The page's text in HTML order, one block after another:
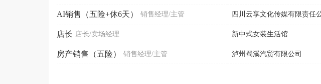
AI销售（五险+休6天） 销售经理/主管 四川云享文化传媒有限责任
店长 店长/卖场经理 新中式女装生活馆
房产销售（五险） 销售经理/主管 泸州蜀溪汽贸有限公司